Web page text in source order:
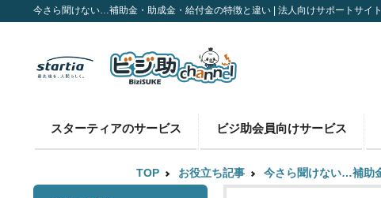
今さら聞けない…補助金・助成金・給付金の特徴と違い | 法人向けサポートサイ
スターティアのサービス ビジ助会員向けサービス
TOP お役立ち記事 今さら聞けない…補助